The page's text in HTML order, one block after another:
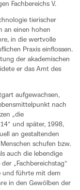
Fachbereichs V.
tierischer
an einen hohen
in die wertvolle
Praxis einflossen.
der akademischen
er das Amt des
aufgewachsen,
nach
„die
und später, 1998,
an gestaltenden
schufen bzw.
auch die lebendige
„Fachbereichstag“
und führte mit dem
in den Gewölben der